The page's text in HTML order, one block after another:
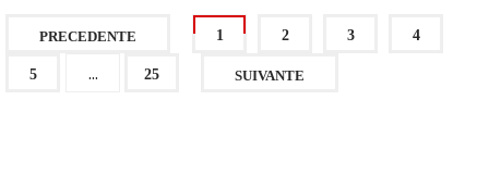
PRECEDENTE 1 2 3 4
5 ... 25 SUIVANTE